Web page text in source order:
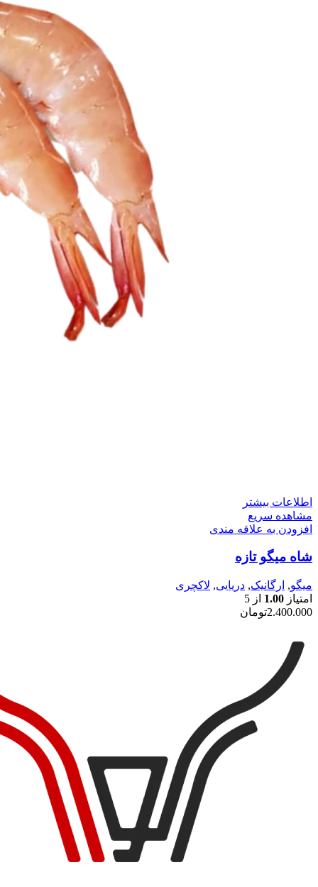
اطلاعات بیشتر
مشاهده سریع
افزودن به علاقه مندی
شاه میگو تازه
میگو, ارگانیک, دریایی, لاکچری
امتیاز 1.00 از 5
2.400.000تومان